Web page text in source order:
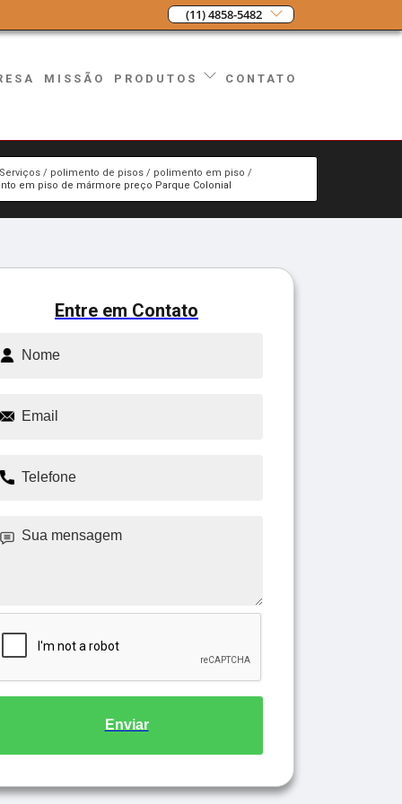
(11) 4858-5482
MISSÃO PRODUTOS CONTATO
polimento de pisos
polimento em piso
em piso de mármore preço Parque Colonial
Entre em Contato
Enviar